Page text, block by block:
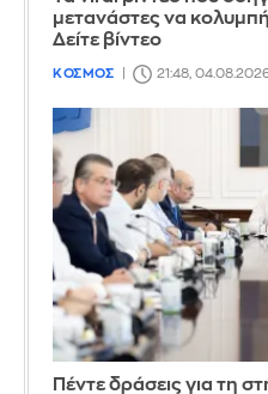
μετανάστες να
Δείτε βίντεο
ΚΟΣΜΟΣ 21:48,
Πέντε δράσεις για τη